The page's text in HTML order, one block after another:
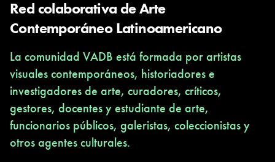
Red colaborativa de Arte
Contemporáneo Latinoamericano
La comunidad VADB está formada por artistas
visuales contemporáneos, historiadores e
investigadores de arte, curadores, críticos,
gestores, docentes y estudiante de arte,
funcionarios públicos, galeristas, coleccionistas y
otros agentes culturales.